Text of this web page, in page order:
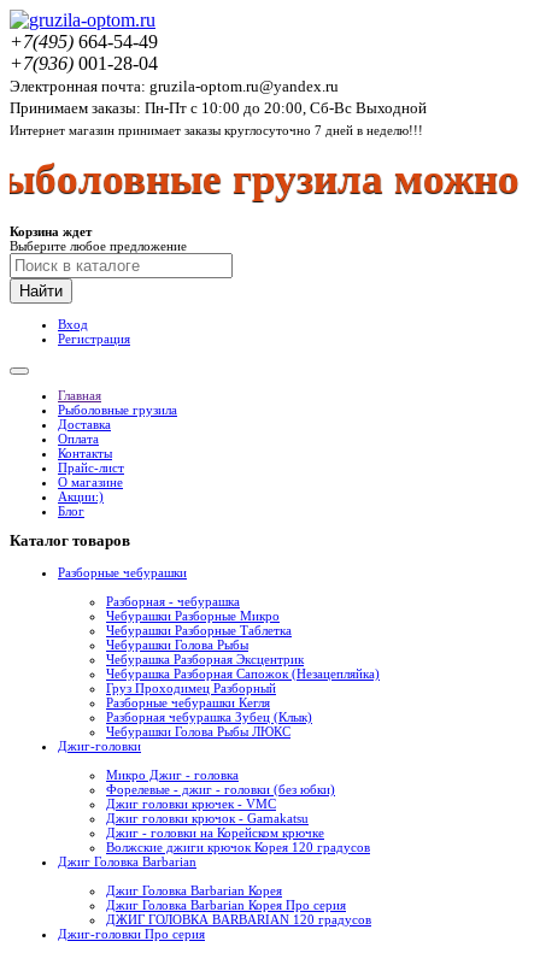
+7(495) 664-54-49
+7(936) 001-28-04
Электронная почта: gruzila-optom.ru@yandex.ru
Принимаем заказы: Пн-Пт с 10:00 до 20:00, Сб-Вс Выходной
Интернет магазин принимает заказы круглосуточно 7 дней в неделю!!!
грузила можно в
Корзина ждет
Выберите любое предложение
Найти
Вход
Регистрация
Главная
Рыболовные грузила
Доставка
Оплата
Контакты
Прайс-лист
О магазине
Акции:)
Блог
Каталог товаров
Разборные чебурашки
Разборная - чебурашка
Чебурашки Разборные Микро
Чебурашки Разборные Таблетка
Чебурашки Голова Рыбы
Чебурашка Разборная Эксцентрик
Чебурашка Разборная Сапожок (Незацепляйка)
Груз Проходимец Разборный
Разборные чебурашки Кегля
Разборная чебурашка Зубец (Клык)
Чебурашки Голова Рыбы ЛЮКС
Джиг-головки
Микро Джиг - головка
Форелевые - джиг - головки (без юбки)
Джиг головки крючек - VMC
Джиг головки крючок - Gamakatsu
Джиг - головки на Корейском крючке
Волжские джиги крючок Корея 120 градусов
Джиг Головка Barbarian
Джиг Головка Barbarian Корея
Джиг Головка Barbarian Корея Про серия
ДЖИГ ГОЛОВКА BARBARIAN 120 градусов
Джиг-головки Про серия